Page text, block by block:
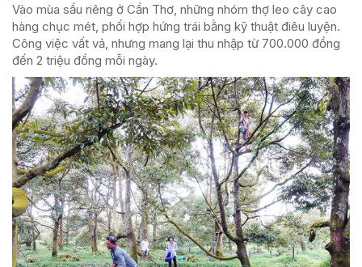
Vào mùa sầu riêng ở Cần Thơ, những nhóm thợ leo cây cao
hàng chục mét, phối hợp hứng trái bằng kỹ thuật điêu luyện.
Công việc vất vả, nhưng mang lại thu nhập từ 700.000 đồng
đến 2 triệu đồng mỗi ngày.